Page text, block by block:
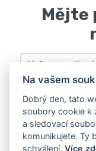
Mějte
Email
Odesláním
nabízení a
Haščáková, IČ:
souhlas odvolat.
Na vašem
Dobrý den, tato
soubory cookie k
a sledovací
komunikujete. Ty
schválení.Více